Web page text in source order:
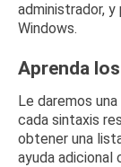
administrador,
Windows.
Aprenda
Le daremos
cada sintaxis
obtener una
ayuda adicional